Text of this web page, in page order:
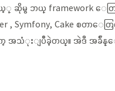
ပ္မယ့္ ဆိုမွ ဘယ္
, Symfony, Cake စတ
ာ့ အသံုးျပဳခဲ့တယ္။ အဲဒီ အခ်ိန္